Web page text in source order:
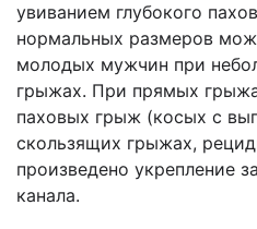
увиванием глубокого
нормальных размеров
молодых мужчин при
грыжах. При прямых
паховых грыж (косых с
скользящих грыжах,
произведено укрепление
канала.